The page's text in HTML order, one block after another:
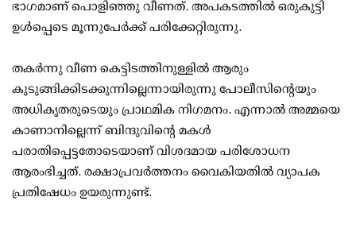
ഭാഗമാണ് പൊളിഞ്ഞു വീണത്. അപകടത്തില്‍ ഒരുകുട്ടി
ഉള്‍പ്പെടെ മൂന്നുപേര്‍ക്ക് പരിക്കേറ്റിരുന്നു.
തകര്‍ന്നു വീണ കെട്ടിടത്തിനുള്ളില്‍ ആരും
കുടുങ്ങിക്കിടക്കുന്നില്ലെന്നായിരുന്നു പോലീസിന്റെയും
അധികൃതരുടെയും പ്രാഥമിക നിഗമനം. എന്നാല്‍ അമ്മയെ
കാണാനില്ലെന്ന് ബിന്ദുവിന്റെ മകള്‍
പരാതിപ്പെട്ടതോടെയാണ് വിശദമായ പരിശോധന
ആരംഭിച്ചത്. രക്ഷാപ്രവര്‍ത്തനം വൈകിയതില്‍ വ്യാപക
പ്രതിഷേധം ഉയരുന്നുണ്ട്.